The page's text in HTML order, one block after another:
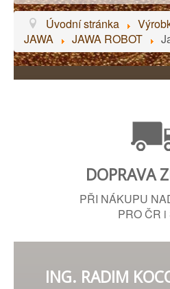
Úvodní stránka
JAWA
JAWA ROBOT
DOPRAVA
PŘI NÁKUPU
PRO ČR i
ING. RADIM